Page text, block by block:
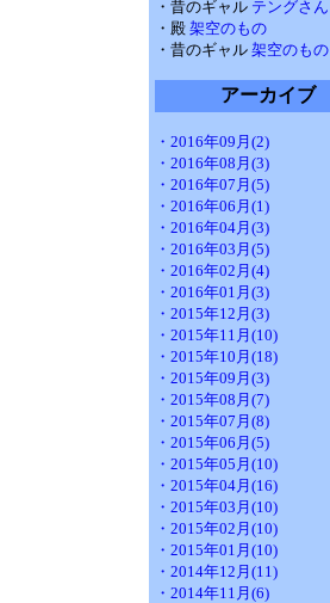
・昔のギャル テングさん
・殿 架空のもの
・昔のギャル 架空のもの
アーカイブ
・2016年09月(2)
・2016年08月(3)
・2016年07月(5)
・2016年06月(1)
・2016年04月(3)
・2016年03月(5)
・2016年02月(4)
・2016年01月(3)
・2015年12月(3)
・2015年11月(10)
・2015年10月(18)
・2015年09月(3)
・2015年08月(7)
・2015年07月(8)
・2015年06月(5)
・2015年05月(10)
・2015年04月(16)
・2015年03月(10)
・2015年02月(10)
・2015年01月(10)
・2014年12月(11)
・2014年11月(6)